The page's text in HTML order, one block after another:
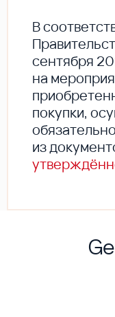
В
сентября
на
покупки,
из